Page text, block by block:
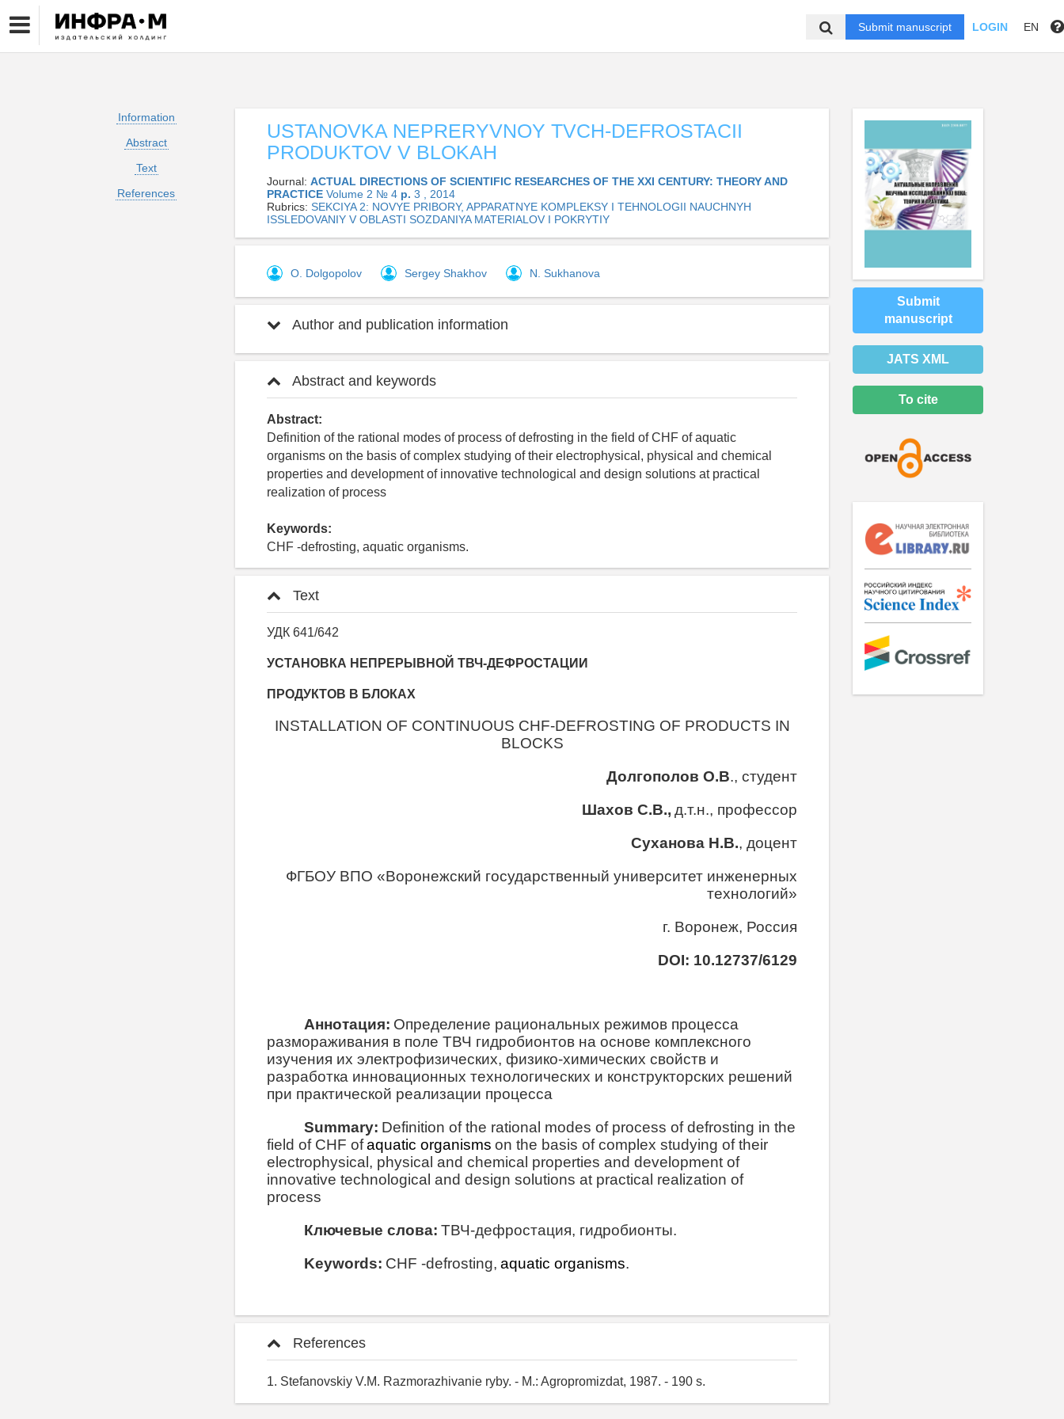
Submit manuscript LOGIN EN
Information
Abstract
Text
References
USTANOVKA NEPRERYVNOY TVCH-DEFROSTACII
PRODUKTOV V BLOKAH
Journal: ACTUAL DIRECTIONS OF SCIENTIFIC RESEARCHES OF THE XXI CENTURY: THEORY AND
PRACTICE Volume 2 № 4 p. 3 , 2014
Rubrics: SEKCIYA 2: NOVYE PRIBORY, APPARATNYE KOMPLEKSY I TEHNOLOGII NAUCHNYH
ISSLEDOVANIY V OBLASTI SOZDANIYA MATERIALOV I POKRYTIY
O. Dolgopolov Sergey Shakhov N. Sukhanova
Author and publication information
Abstract and keywords
Abstract:
Definition of the rational modes of process of defrosting in the field of CHF of aquatic
organisms on the basis of complex studying of their electrophysical, physical and chemical
properties and development of innovative technological and design solutions at practical
realization of process
Keywords:
CHF -defrosting, aquatic organisms.
Text
УДК 641/642
УСТАНОВКА НЕПРЕРЫВНОЙ ТВЧ-ДЕФРОСТАЦИИ
ПРОДУКТОВ В БЛОКАХ
INSTALLATION OF CONTINUOUS CHF-DEFROSTING OF PRODUCTS IN
BLOCKS
Долгополов О.В., студент
Шахов С.В., д.т.н., профессор
Суханова Н.В., доцент
ФГБОУ ВПО «Воронежский государственный университет инженерных
технологий»
г. Воронеж, Россия
DOI: 10.12737/6129
Аннотация: Определение рациональных режимов процесса
размораживания в поле ТВЧ гидробионтов на основе комплексного
изучения их электрофизических, физико-химических свойств и
разработка инновационных технологических и конструкторских решений
при практической реализации процесса
Summary: Definition of the rational modes of process of defrosting in the
field of CHF ofaquatic organisms on the basis of complex studying of their
electrophysical , physical and chemical properties and development of
innovative technological and design solutions at practical realization of
process
Ключевые слова: ТВЧ-дефростация, гидробионты.
Keywords: CHF -defrosting, aquatic organisms.
References
1. Stefanovskiy V.M. Razmorazhivanie ryby. - M.: Agropromizdat, 1987. - 190 s.
Submit
manuscript
JATS XML
To cite